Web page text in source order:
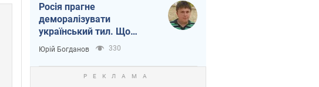
Росія прагне
деморалізувати
український тил. Що
варто собі нагадати
Юрій Богданов 330